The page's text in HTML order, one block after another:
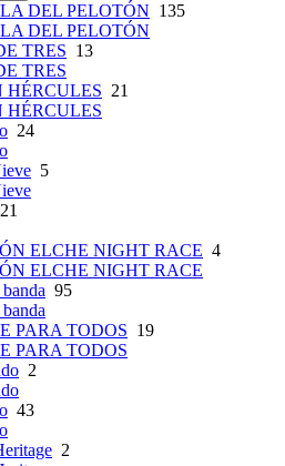
DEL PELOTÓN 135
DEL PELOTÓN
TRES 13
TRES
HÉRCULES 21
HÉRCULES
24
5
ELCHE NIGHT RACE 4
ELCHE NIGHT RACE
95
PARA TODOS 19
PARA TODOS
2
43
2